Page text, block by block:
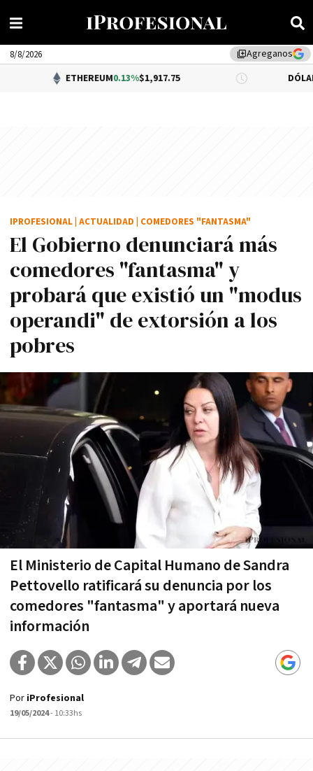
library_addAgreganos
8/8/2026
ETHEREUM0.13%$1,917.75 DÓLAR BNA
El Gobierno denunciará más
comedores "fantasma" y
probará que existió un "modus
operandi" de extorsión a los
pobres
El Ministerio de Capital Humano de Sandra
Pettovello ratificará su denuncia por los
comedores "fantasma" y aportará nueva
información
IPROFESIONAL ACTUALIDAD COMEDORES "FANTASMA"
Por iProfesional
19/05/2024- 10:33hs